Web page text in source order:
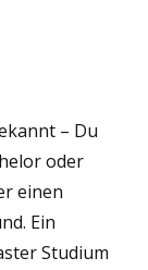
– Du
oder
einen
Ein
Studium